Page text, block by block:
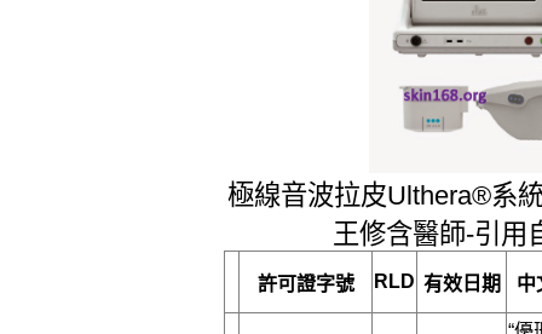
極線音波拉皮Ulthera®系
王修含醫師-引用
許可證字號 RLD 有效日期 中